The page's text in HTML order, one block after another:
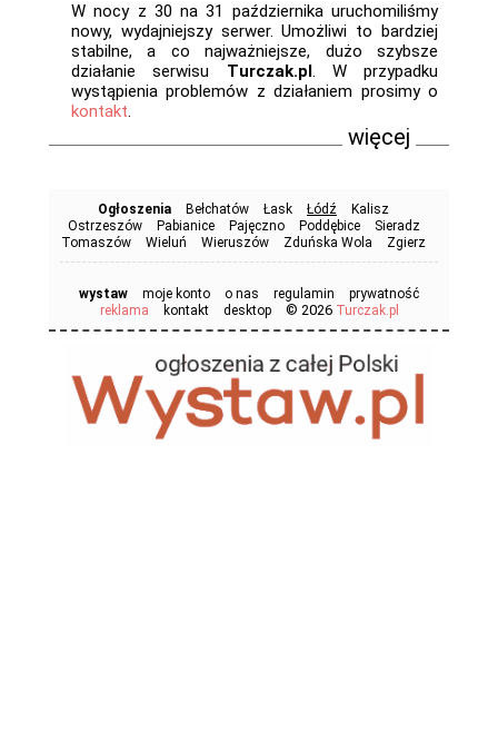
W nocy z 30 na 31 października uruchomiliśmy
nowy, wydajniejszy serwer. Umożliwi to bardziej
stabilne, a co najważniejsze, dużo szybsze
działanie serwisu Turczak.pl. W przypadku
wystąpienia problemów z działaniem prosimy o
kontakt.
więcej
Ogłoszenia Bełchatów Łask Łódź
Kalisz
Ostrzeszów
Pabianice Pajęczno Poddębice
Sieradz
Tomaszów
Wieluń Wieruszów Zduńska Wola Zgierz
wystaw moje konto o nas regulamin
prywatność
reklama
kontakt desktop © 2026 Turczak.pl